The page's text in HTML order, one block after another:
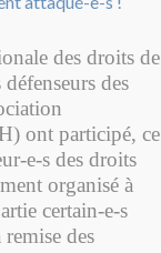
des droits de
des
ont participé, ce
e-s des droits
organisé à
certain-e-s
des